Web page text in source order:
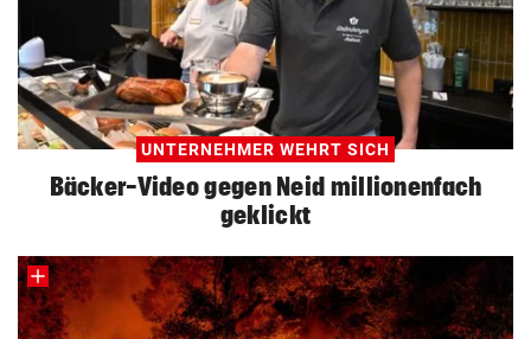
UNTERNEHMER WEHRT SICH
Bäcker-Video gegen Neid millionenfach
geklickt